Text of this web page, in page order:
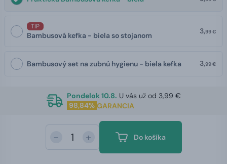
TIP
Bambusová kefka - biela so stojanom 3,99 €
Bambusový set na zubnú hygienu - biela kefka 3,99 €
Pondelok 10.8. U vás už od 3,99 €
98,84% GARANCIA
- + Do košíka